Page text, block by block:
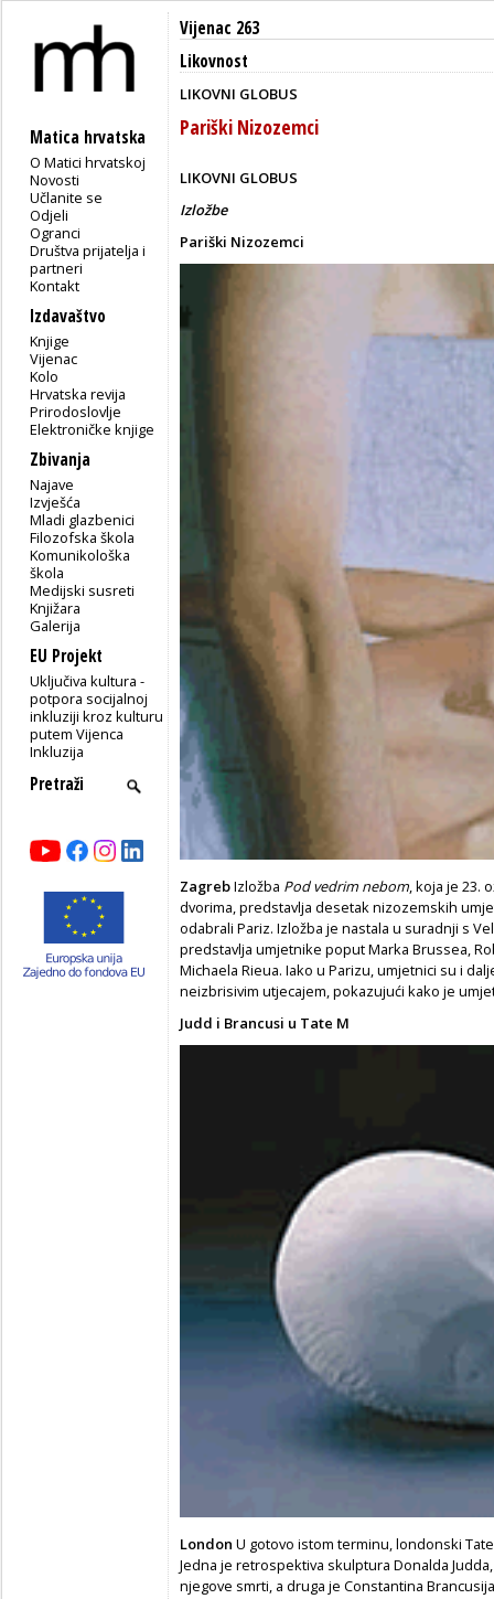
Matica hrvatska
O Matici hrvatskoj
Novosti
Učlanite se
Odjeli
Ogranci
Društva prijatelja i
partneri
Kontakt
Izdavaštvo
Knjige
Vijenac
Kolo
Hrvatska revija
Prirodoslovlje
Elektroničke knjige
Zbivanja
Najave
Izvješća
Mladi glazbenici
Filozofska škola
Komunikološka
škola
Medijski susreti
Knjižara
Galerija
EU Projekt
Uključiva kultura -
potpora socijalnoj
inkluziji kroz kulturu
putem Vijenca
Inkluzija
Vijenac 263
Likovnost
LIKOVNI GLOBUS
Pariški Nizozemci
LIKOVNI GLOBUS
Izložbe
Pariški Nizozemci
ZagrebIzložba Pod vedrim nebom , koja je 23.
dvorima, predstavlja desetak nizozemskih
odabrali Pariz. Izložba je nastala u suradnji s
predstavlja umjetnike poput Marka Brussea,
Michaela Rieua. Iako u Parizu, umjetnici su i
neizbrisivim utjecajem, pokazujući kako je
Judd i Brancusi u Tate M
London U gotovo istom terminu, londonski
Jedna je retrospektiva skulptura Donalda
njegove smrti, a druga je Constantina